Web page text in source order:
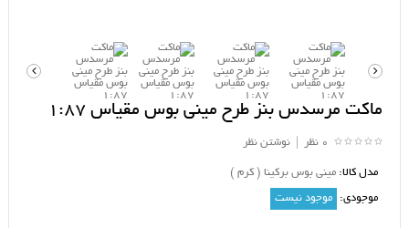
ماکت مرسدس بنز طرح مینی بوس مقیاس 1:87
0 نظر نوشتن نظر
مدل کالا: مینی بوس برکینا ( کرم )
موجودی: موجود نیست